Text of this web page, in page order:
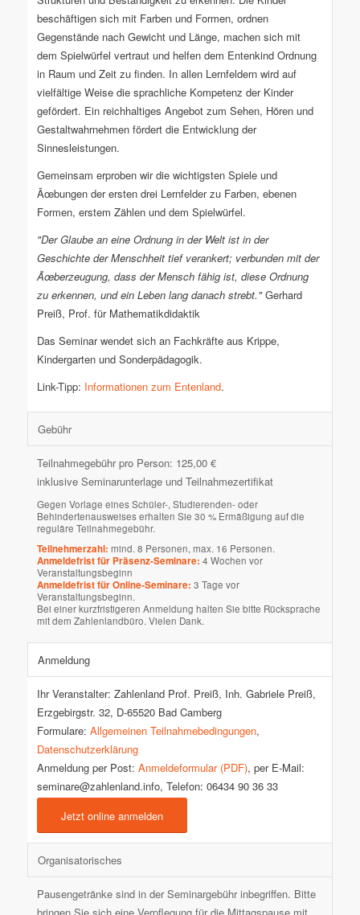
beschäftigen sich mit Farben und Formen, ordnen
Gegenstände nach Gewicht und Länge, machen sich mit
dem Spielwürfel vertraut und helfen dem Entenkind Ordnung
in Raum und Zeit zu finden. In allen Lernfeldern wird auf
vielfältige Weise die sprachliche Kompetenz der Kinder
gefördert. Ein reichhaltiges Angebot zum Sehen, Hören und
Gestaltwahrnehmen fördert die Entwicklung der
Sinnesleistungen.
Gemeinsam erproben wir die wichtigsten Spiele und
Ãœbungen der ersten drei Lernfelder zu Farben, ebenen
Formen, erstem Zählen und dem Spielwürfel.
"Der Glaube an eine Ordnung in der Welt ist in der
Geschichte der Menschheit tief verankert; verbunden mit der
Ãœberzeugung, dass der Mensch fähig ist, diese Ordnung
zu erkennen, und ein Leben lang danach strebt."Gerhard
Preiß, Prof. für Mathematikdidaktik
Das Seminar wendet sich an Fachkräfte aus Krippe,
Kindergarten und Sonderpädagogik.
Link-Tipp: Informationen zum Entenland.
Gebühr
Teilnahmegebühr pro Person: 125,00 €
inklusive Seminarunterlage und Teilnahmezertifikat
Gegen Vorlage eines Schüler-, Studierenden- oder
Behindertenausweises erhalten Sie 30 % Ermäßigung auf die
reguläre Teilnahmegebühr.
Teilnehmerzahl: mind. 8 Personen, max. 16 Personen.
Anmeldefrist für Präsenz-Seminare: 4 Wochen vor
Veranstaltungsbeginn
Anmeldefrist für Online-Seminare: 3 Tage vor
Veranstaltungsbeginn.
Bei einer kurzfristigeren Anmeldung halten Sie bitte Rücksprache
mit dem Zahlenlandbüro. Vielen Dank.
Anmeldung
Ihr Veranstalter: Zahlenland Prof. Preiß, Inh. Gabriele Preiß,
Erzgebirgstr. 32, D-65520 Bad Camberg
Formulare: Allgemeinen Teilnahmebedingungen,
Datenschutzerklärung
Anmeldung per Post: Anmeldeformular (PDF), per E-Mail:
seminare@zahlenland.info, Telefon: 06434 90 36 33
Jetzt online anmelden
Organisatorisches
Pausengetränke sind in der Seminargebühr inbegriffen. Bitte